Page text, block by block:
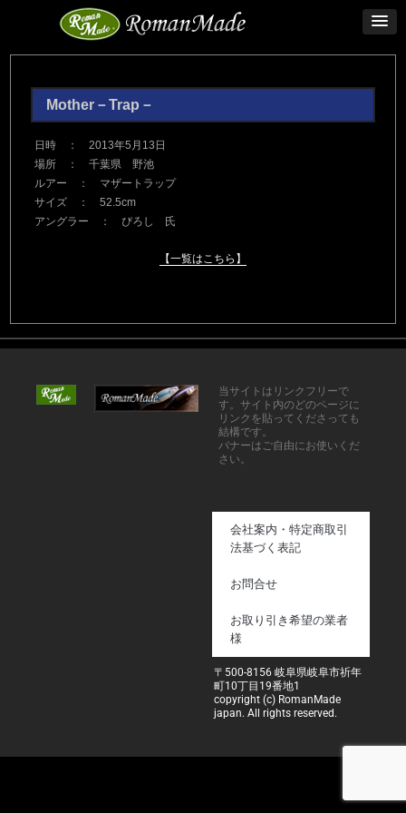
Mother－Trap－
日時 ： 2013年5月13日
場所 ： 千葉県 野池
ルアー ： マザートラップ
サイズ ： 52.5cm
アングラー ： ぴろし 氏
【一覧はこちら】
当サイトはリンクフリーで
す。サイト内のどのページに
リンクを貼ってくださっても
結構です。
バナーはご自由にお使いくだ
さい。
会社案内・特定商取引
法基づく表記
お問合せ
お取り引き希望の業者
様
〒500-8156 岐阜県岐阜市祈年
町10丁目19番地1
copyright (c) RomanMade
japan. All rights reserved.